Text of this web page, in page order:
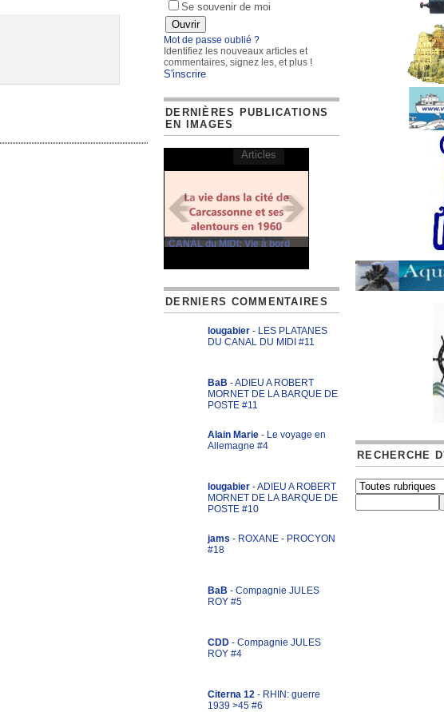
Se souvenir de moi
Mot de passe oublié ?
Identifiez les nouveaux articles et
commentaires, signez les, et plus !
S'inscrire
DERNIÈRES PUBLICATIONS
EN IMAGES
CANAL du MIDI: Vie à bord
Articles
DERNIERS COMMENTAIRES
lougabier - LES PLATANES
DU CANAL DU MIDI #11
BaB - ADIEU A ROBERT
MORNET DE LA BARQUE DE
POSTE #11
Alain Marie - Le voyage en
Allemagne #4
lougabier - ADIEU A ROBERT
MORNET DE LA BARQUE DE
POSTE #10
jams - ROXANE - PROCYON
#18
BaB - Compagnie JULES
ROY #5
CDD - Compagnie JULES
ROY #4
Citerna 12 - RHIN: guerre
1939 >45 #6
RECHERCHE